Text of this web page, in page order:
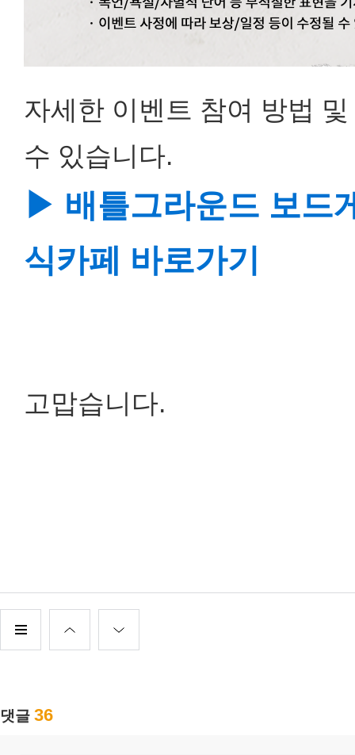
자세한 이벤트 참여 방법
수 있습니다.
▶ 배틀그라운드 보드
식카페 바로가기
고맙습니다.